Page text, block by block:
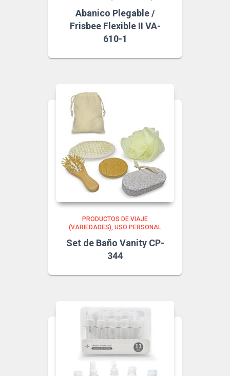
Abanico Plegable /
Frisbee Flexible II VA-
610-1
PRODUCTOS DE VIAJE
(VARIEDADES) USO PERSONAL
Set de Baño Vanity CP-
344